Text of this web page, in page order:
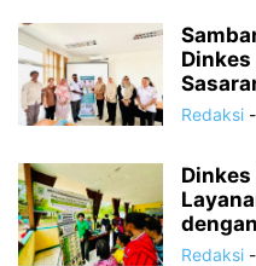
Dinkes
Redaksi -
Dinkes
Redaksi -